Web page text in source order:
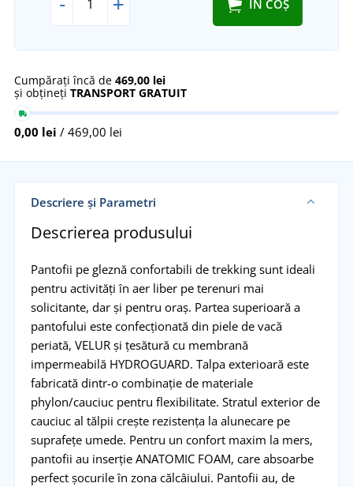
ÎN COȘ
Cumpărați încă de 469,00 lei
și obțineți TRANSPORT GRATUIT
0,00 lei / 469,00 lei
Descriere și Parametri
Descrierea produsului
Pantofii pe gleznă confortabili de trekking sunt ideali
pentru activități în aer liber pe terenuri mai
solicitante, dar și pentru oraș. Partea superioară a
pantofului este confecționată din piele de vacă
periată, VELUR și țesătură cu membrană
impermeabilă HYDROGUARD. Talpa exterioară este
fabricată dintr-o combinație de materiale
phylon/cauciuc pentru flexibilitate. Stratul exterior de
cauciuc al tălpii crește rezistența la alunecare pe
suprafețe umede. Pentru un confort maxim la mers,
pantofii au inserție ANATOMIC FOAM, care absoarbe
perfect șocurile în zona călcâiului. Pantofii au, de